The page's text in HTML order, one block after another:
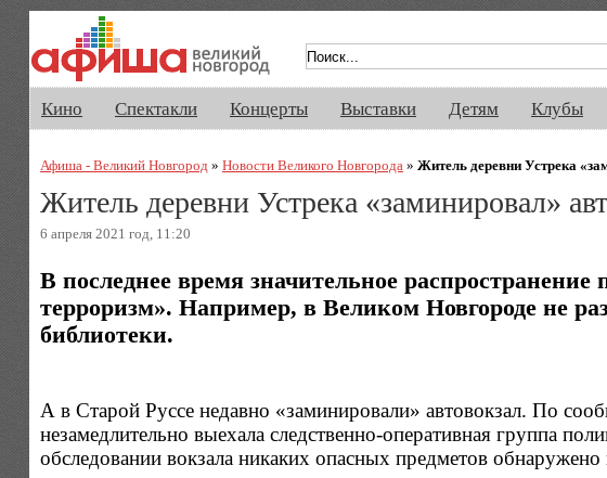
Кино Спектакли Концерты Выставки Детям Клубы
Афиша - Великий Новгород » Новости Великого Новгорода » Житель деревни Устрека
Житель деревни Устрека «заминировал»
6 апреля 2021 год, 11:20
В последнее время значительное
терроризм». Например, в Великом Новгороде не
библиотеки.
А в Старой Руссе недавно «заминировали» автовокзал. По
незамедлительно выехала следственно-оперативная группа
обследовании вокзала никаких опасных предметов